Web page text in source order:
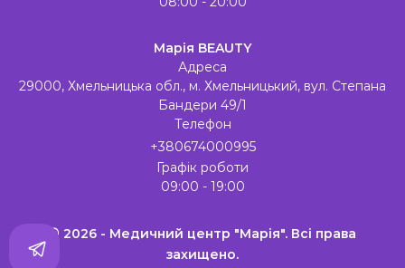
Марія BEAUTY
Адреса
29000, Хмельницька обл., м. Хмельницький, вул. Степана
Бандери 49/1
Телефон
+380674000995
Графік роботи
09:00 - 19:00
© 2026 - Медичний центр "Марія". Всі права
захищено.